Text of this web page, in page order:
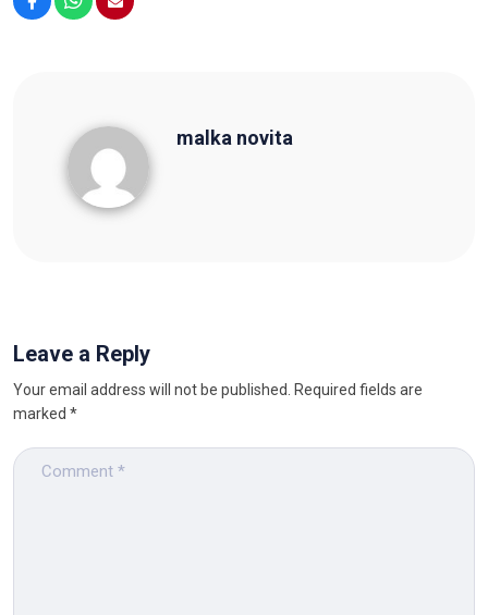
malka novita
Leave a Reply
Your email address will not be published. Required fields are
marked *